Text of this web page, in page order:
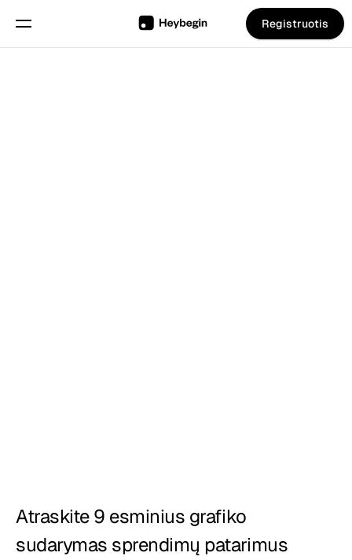
Registruotis
Atraskite 9 esminius grafiko
sudarymas sprendimų patarimus